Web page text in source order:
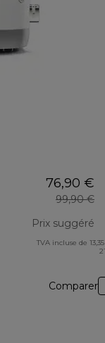
76,90 €
99,90 €
Prix suggéré
TVA incluse de
Comparer